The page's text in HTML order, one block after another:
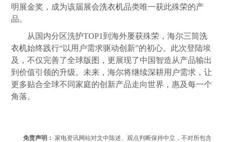
明展金奖，成为该届展会洗衣机品类唯一获此殊荣的产
品。
从国内分区洗护TOP1到海外屡获殊荣，海尔三筒洗
衣机始终践行“以用户需求驱动创新”的初心。此次登陆埃
及，不仅完善了全球版图，更展现了中国智造从产品输出
到价值引领的升级。未来，海尔将继续深耕用户需求，让
更多贴合全球不同家庭的创新产品走向世界，惠及每一个
角落。
免责声明： 家电资讯网站对文中陈述、观点判断保持中立，不对所包含